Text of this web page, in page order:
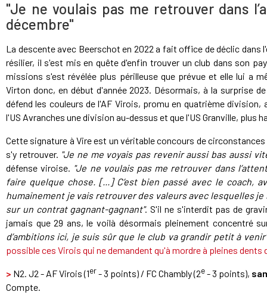
"Je ne voulais pas me retrouver dans
décembre"
La descente avec Beerschot en 2022 a fait office de déclic dans
résilier, il s'est mis en quête d'enfin trouver un club dans son
missions s'est révélée plus périlleuse que prévue et elle lui a
Virton donc, en début d'année 2023. Désormais, à la surprise
défend les couleurs de l'AF Virois, promu en quatrième
l'US Avranches une division au-dessus et que l'US Granville, plus
Cette signature à Vire est un véritable concours de
s'y retrouver. "Je ne me voyais pas revenir aussi bas aussi
défense viroise. "Je ne voulais pas me retrouver dans
faire quelque chose. [...] C’est bien passé avec le coach,
humainement je vais retrouver des valeurs avec lesquelles je
sur un contrat gagnant-gagnant". S'il ne s'interdit pas de
jamais que 29 ans, le voilà désormais pleinement concentré
d’ambitions ici, je suis sûr que le club va grandir petit à venir"
possible ces Virois qui ne demandent qu'à mordre à pleines dents
> N2. J2 - AF Virois (1er- 3 points) / FC Chambly (2e- 3 points),
Compte.